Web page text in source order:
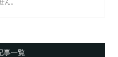
ん。
事一覧